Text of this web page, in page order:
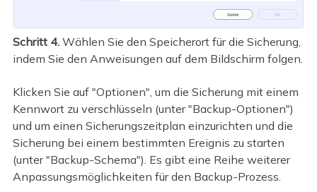
Schritt 4.Wählen Sie den Speicherort für die Sicherung,
indem Sie den Anweisungen auf dem Bildschirm folgen.
Klicken Sie auf "Optionen", um die Sicherung mit einem
Kennwort zu verschlüsseln (unter "Backup-Optionen")
und um einen Sicherungszeitplan einzurichten und die
Sicherung bei einem bestimmten Ereignis zu starten
(unter "Backup-Schema"). Es gibt eine Reihe weiterer
Anpassungsmöglichkeiten für den Backup-Prozess.